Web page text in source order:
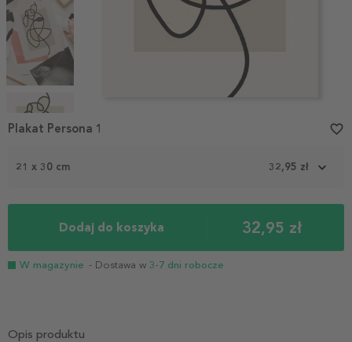
1
21 x 30 cm 32,95 zł
Dodaj do koszyka 32,95 zł
W magazynie - Dostawa w 3-7 dni robocze
Plakat Persona 1 favorite_border
Opis produktu